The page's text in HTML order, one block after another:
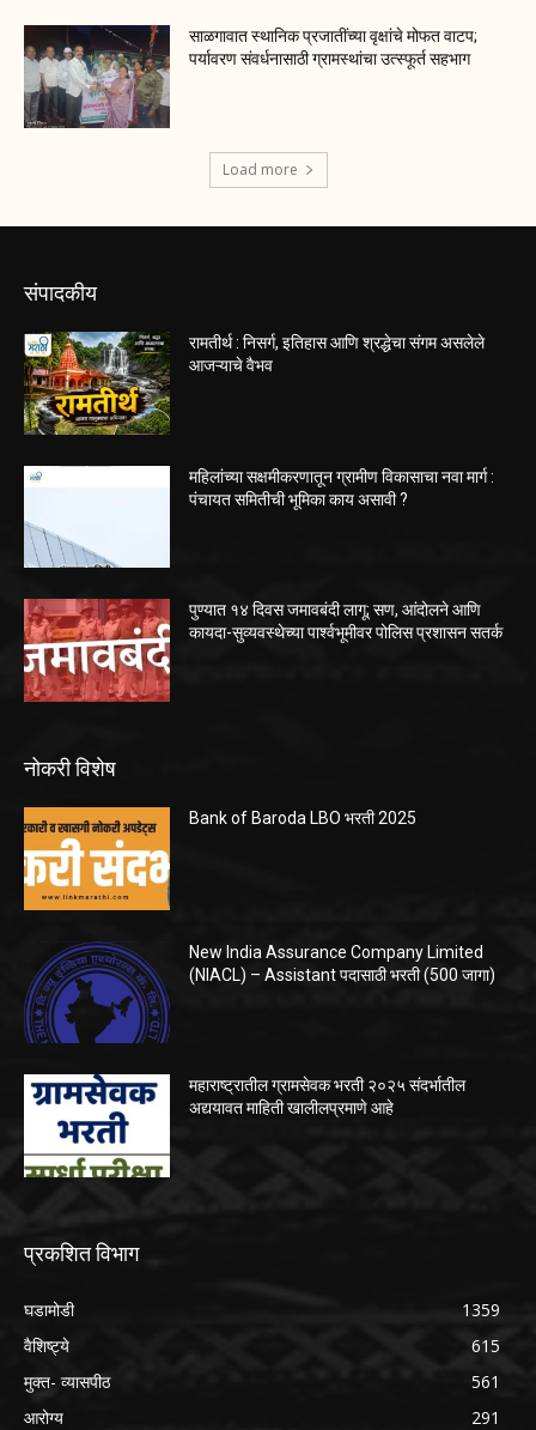
साळगावात स्थानिक प्रजातींच्या वृक्षांचे मोफत वाटप;
पर्यावरण संवर्धनासाठी ग्रामस्थांचा उत्स्फूर्त सहभाग
Load more
संपादकीय
रामतीर्थ : निसर्ग, इतिहास आणि श्रद्धेचा संगम असलेले
आजऱ्याचे वैभव
महिलांच्या सक्षमीकरणातून ग्रामीण विकासाचा नवा मार्ग :
पंचायत समितीची भूमिका काय असावी ?
पुण्यात १४ दिवस जमावबंदी लागू; सण, आंदोलने आणि
कायदा-सुव्यवस्थेच्या पार्श्वभूमीवर पोलिस प्रशासन सतर्क
नोकरी विशेष
Bank of Baroda LBO भरती 2025
New India Assurance Company Limited
(NIACL) – Assistant पदासाठी भरती (500 जागा)
महाराष्ट्रातील ग्रामसेवक भरती २०२५ संदर्भातील
अद्ययावत माहिती खालीलप्रमाणे आहे
प्रकशित विभाग
घडामोडी
1359
वैशिष्ट्ये
615
मुक्त- व्यासपीठ
561
आरोग्य
291